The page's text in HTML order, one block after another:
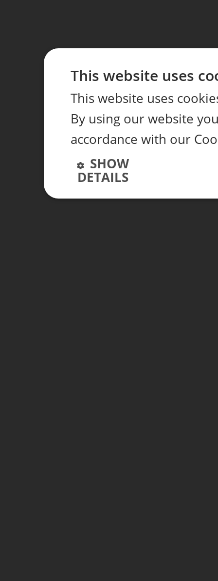
This website uses
This website uses
By using our website
accordance with our
SHOW
DETAILS